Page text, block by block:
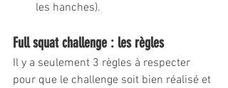
les hanches).
Full squat challenge : les règles
Il y a seulement 3 règles à respecter
pour que le challenge soit bien réalisé et